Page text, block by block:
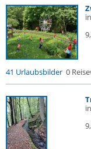
41 Urlaubsbilder 0